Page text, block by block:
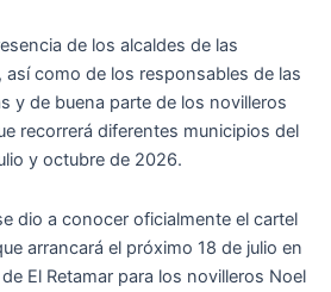
de los alcaldes de las
asícomo de los responsables de las
y de buena parte de los novilleros
recorrerá diferentes municipios del
y octubre de 2026.
dio a conocer oficialmente el cartel
arrancará el próximo 18 de julio en
El Retamar para los novilleros Noel